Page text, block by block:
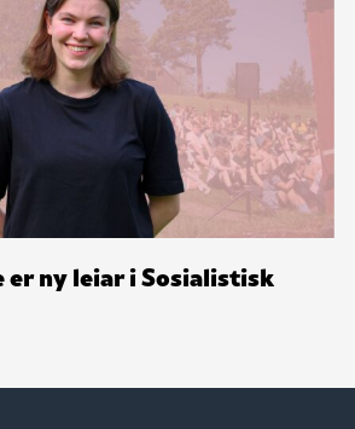
er ny leiar i Sosialistisk